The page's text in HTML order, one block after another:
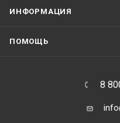
ИНФОРМАЦИЯ
ПОМОЩЬ
8